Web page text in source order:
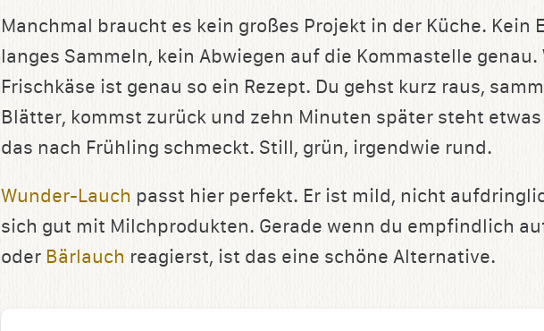
Manchmal braucht es kein großes Projekt in der Küche. Kein
langes Sammeln, kein Abwiegen auf die Kommastelle
Frischkäse ist genau so ein Rezept. Du gehst kurz raus,
Blätter, kommst zurück und zehn Minuten später steht
das nach Frühling schmeckt. Still, grün, irgendwie rund.
Wunder-Lauch passt hier perfekt. Er ist mild, nicht
sich gut mit Milchprodukten. Gerade wenn du empfindlich
oder Bärlauch reagierst, ist das eine schöne Alternative.